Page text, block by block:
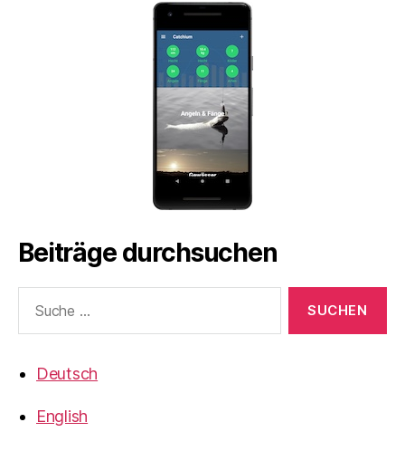
Beiträge durchsuchen
nach:
Deutsch
English